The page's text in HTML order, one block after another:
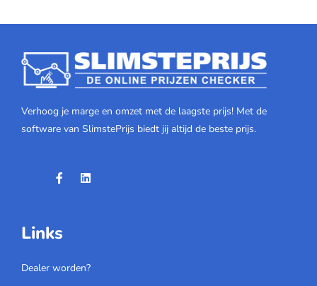
Verhoog je marge en omzet met de laagste prijs! Met de
software van SlimstePrijs biedt jij altijd de beste prijs.
Links
Dealer worden?